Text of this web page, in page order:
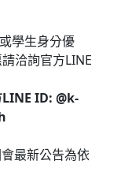
學生身分優
洽詢官方LINE
ID: @k-
最新公告為依